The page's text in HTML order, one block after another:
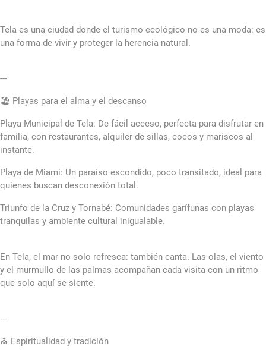
Tela es una ciudad donde el turismo ecológico no es una moda: es
una forma de vivir y proteger la herencia natural.
---
🏖️ Playas para el alma y el descanso
Playa Municipal de Tela: De fácil acceso, perfecta para disfrutar en
familia, con restaurantes, alquiler de sillas, cocos y mariscos al
instante.
Playa de Miami: Un paraíso escondido, poco transitado, ideal para
quienes buscan desconexión total.
Triunfo de la Cruz y Tornabé: Comunidades garífunas con playas
tranquilas y ambiente cultural inigualable.
En Tela, el mar no solo refresca: también canta. Las olas, el viento
y el murmullo de las palmas acompañan cada visita con un ritmo
que solo aquí se siente.
---
⛪ Espiritualidad y tradición